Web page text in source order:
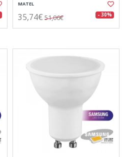
MATEL
35,74€ 51,06€ - 30%